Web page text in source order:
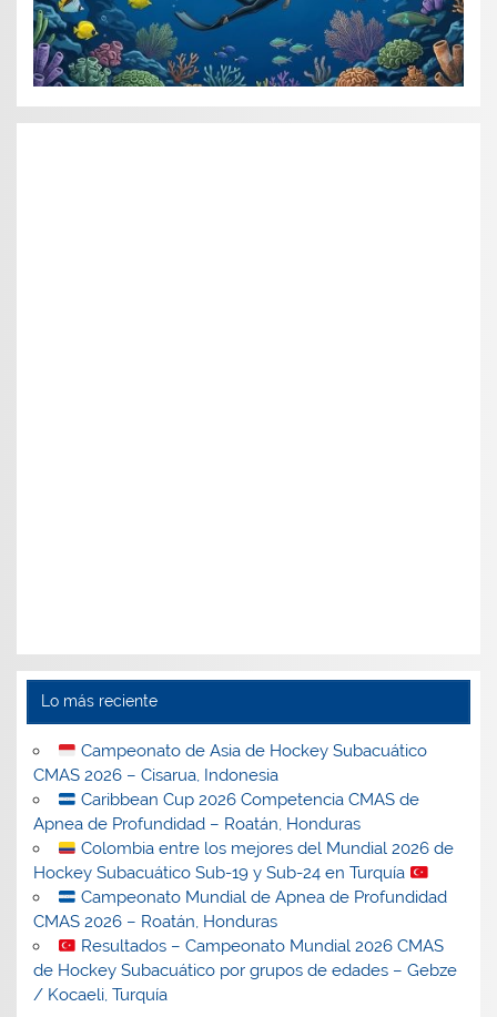
Lo más reciente
Campeonato de Asia de Hockey Subacuático
CMAS 2026 – Cisarua, Indonesia
Caribbean Cup 2026 Competencia CMAS de
Apnea de Profundidad – Roatán, Honduras
Colombia entre los mejores del Mundial 2026 de
Hockey Subacuático Sub-19 y Sub-24 en Turquía
Campeonato Mundial de Apnea de Profundidad
CMAS 2026 – Roatán, Honduras
Resultados – Campeonato Mundial 2026 CMAS
de Hockey Subacuático por grupos de edades – Gebze
/ Kocaeli, Turquía